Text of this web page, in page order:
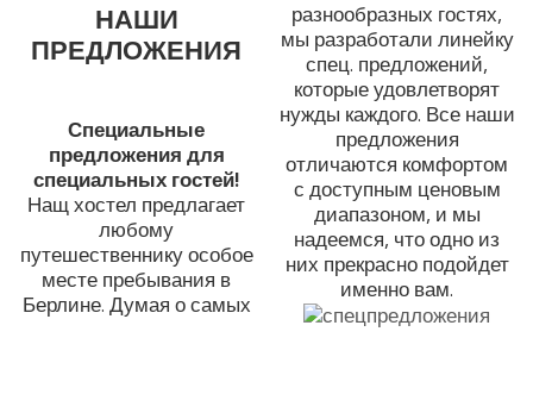
НАШИ
ПРЕДЛОЖЕНИЯ
Специальные
предложения для
специальных гостей!
Нащ хостел предлагает
любому
путешественнику особое
месте пребывания в
Берлине. Думая о самых
разнообразных гостях,
мы разработали линейку
спец. предложений,
которые удовлетворят
нужды каждого. Все наши
предложения
отличаются комфортом
с доступным ценовым
диапазоном, и мы
надеемся, что одно из
них прекрасно подойдет
именно вам.